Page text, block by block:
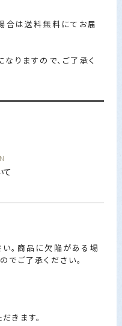
合は送料無料にてお届
りますので、ご了承く
て
。商品に欠陥がある場
でご了承ください。
きます。